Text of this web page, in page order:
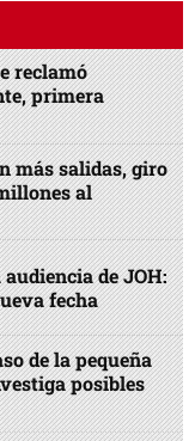
reclamó
primera
más salidas, giro
al
de JOH:
fecha
de la pequeña
posibles